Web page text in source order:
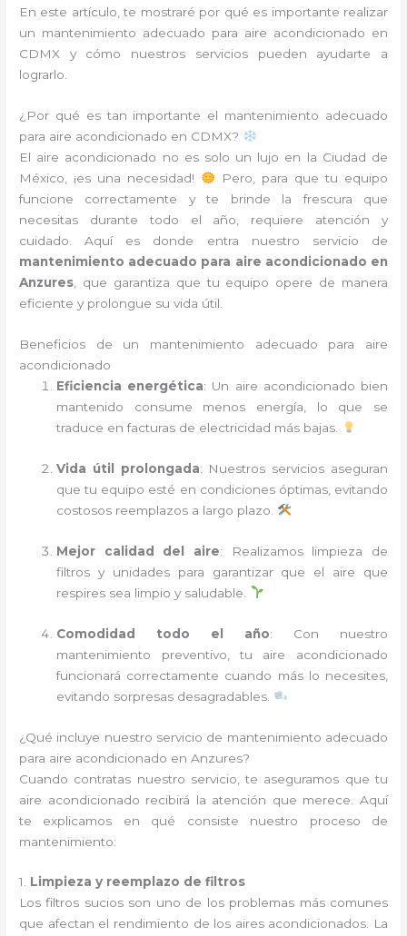
En este artículo, te mostraré por qué es importante realizar
un mantenimiento adecuado para aire acondicionado en
CDMX y cómo nuestros servicios pueden ayudarte a
lograrlo.
¿Por qué es tan importante el mantenimiento adecuado
para aire acondicionado en CDMX?
El aire acondicionado no es solo un lujo en la Ciudad de
México, ¡es una necesidad!
Pero, para que tu equipo
funcione correctamente y te brinde la frescura que
necesitas durante todo el año, requiere atención y
cuidado. Aquí es donde entra nuestro servicio de
mantenimiento adecuado para aire acondicionado en
Anzures , que garantiza que tu equipo opere de manera
eficiente y prolongue su vida útil.
Beneficios de un mantenimiento adecuado para aire
acondicionado
Eficiencia energética: Un aire acondicionado bien
mantenido consume menos energía, lo que se
traduce en facturas de electricidad más bajas.
Vida útil prolongada: Nuestros servicios aseguran
que tu equipo esté en condiciones óptimas, evitando
costosos reemplazos a largo plazo.
Mejor calidad del aire: Realizamos limpieza de
filtros y unidades para garantizar que el aire que
respires sea limpio y saludable.
Comodidad todo el año: Con nuestro
mantenimiento preventivo, tu aire acondicionado
funcionará correctamente cuando más lo necesites,
evitando sorpresas desagradables.
¿Qué incluye nuestro servicio de mantenimiento adecuado
para aire acondicionado en Anzures?
Cuando contratas nuestro servicio, te aseguramos que tu
aire acondicionado recibirá la atención que merece. Aquí
te explicamos en qué consiste nuestro proceso de
mantenimiento:
1. Limpieza y reemplazo de filtros
Los filtros sucios son uno de los problemas más comunes
que afectan el rendimiento de los aires acondicionados. La